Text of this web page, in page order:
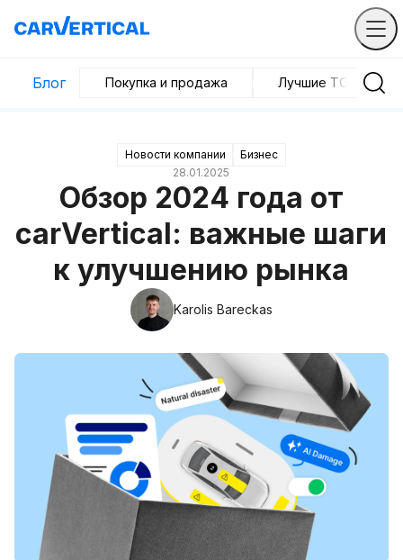
Блог Покупка и продажа Лучшие ТС
Новости компании
Бизнес
28.01.2025
Обзор 2024 года от
carVertical: важные шаги
к улучшению рынка
Karolis Bareckas